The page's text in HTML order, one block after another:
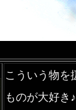
こういう物を
ものが大好き♪